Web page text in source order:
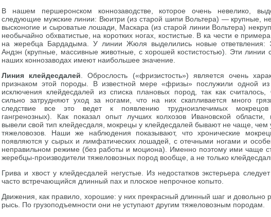
В нашем першеронском коннозаводстве, которое очень невелико,
следующие мужские линии: Вюитри (из старой шипи Вольтера) — крупные,
высконогие и сыроватые лошади, Маскара (из старой линии Вольтера)
необычайно обхватистые, на коротких ногах, костистые. В ка чести е
на жеребца Бардадыма. У линии Жюля выделились новые ответвления:
Андэн (крупные, массивные животные, с хорошей костистостью). Эти линии
наших коннозаводах имеют наибольшее значение.
Линия клейдесдалей . Оброслость («фризистость») является очень
признаком этой породы. В известной мере «фризы» послужили одной из
исключения клейдесдалей из списка плановых пород, так как считалось,
сильно затрудняют уход за ногами, что на них скапливается много
следствие все это ведет к появлению трудноизлечимых мокрецов
гангренозных). Как показал опыт лучших колхозов Ивановской области,
вывели свой тип клейдесдаля, мокрецы у клейдесдалей бывают не чаще, чем
тяжеловозов. Наши же наблюдения показывают, что хронические
появляются у сырых и лимфатических лошадей, с отечными ногами и
неправильном режиме (без работы и моциона). Именно поэтому ими чаще
жеребцы-производители тяжеловозных пород вообще, а не только
Грива и хвост у клейдесдалей негустые. Из недостатков экстерьера следует
часто встречающийся длинный пах и плоское непрочное копыто.
Движения, как правило, хорошие: у них прекрасный длинный шаг и довольно
рысь. По грузоподъемности они не уступают другим тяжеловозным породам.